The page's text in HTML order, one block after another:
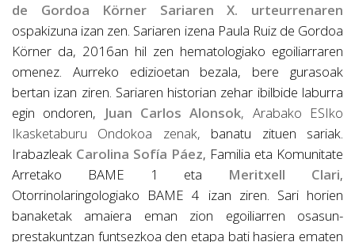
de Gordoa Körner Sariaren X. urteurrenaren
ospakizuna izan zen. Sariaren izena Paula Ruiz de Gordoa
Körner da, 2016an hil zen hematologiako egoiliarraren
omenez. Aurreko edizioetan bezala, bere gurasoak
bertan izan ziren. Sariaren historian zehar ibilbide laburra
egin ondoren, Juan Carlos Alonsok, Arabako ESIko
Ikasketaburu Ondokoa zenak, banatu zituen sariak.
Irabazleak Carolina Sofía Páez, Familia eta Komunitate
Arretako BAME 1 eta Meritxell Clari,
Otorrinolaringologiako BAME 4 izan ziren. Sari horien
banaketak amaiera eman zion egoiliarren osasun-
prestakuntzan funtsezkoa den etapa bati hasiera ematen